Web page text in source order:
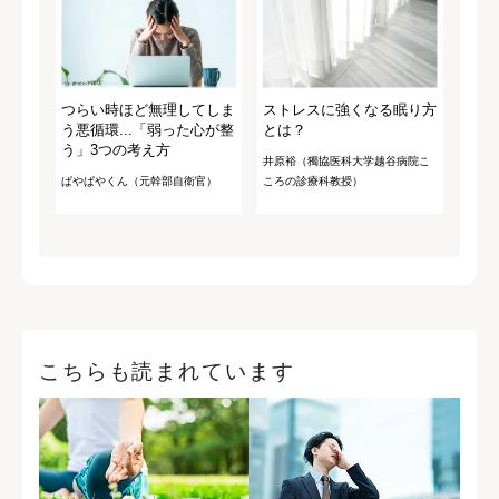
つらい時ほど無理してしま
う悪循環...「弱った心が整
う」3つの考え方
ぱやぱやくん（元幹部自衛官）
ストレスに強くなる眠り方
とは？
井原裕（獨協医科大学越谷病院こ
ころの診療科教授）
こちらも読まれています